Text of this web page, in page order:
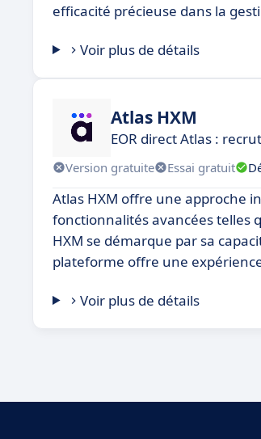
efficacité précieuse dans la
Voir plus de détails
Atlas HXM
EOR direct Atlas :
Version gratuite Essai gratuit
Atlas HXM offre une approche
fonctionnalités avancées telles
HXM se démarque par sa
plateforme offre une
Voir plus de détails